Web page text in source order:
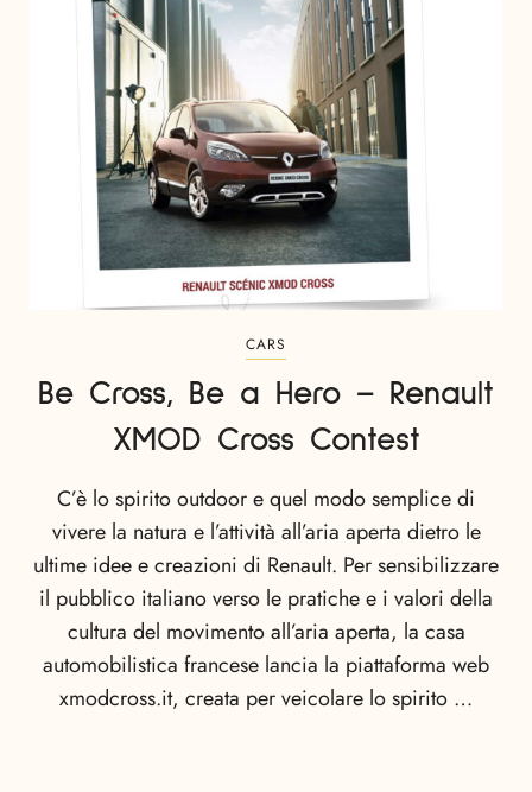
CARS
Be Cross, Be a Hero – Renault
XMOD Cross Contest
C’è lo spirito outdoor e quel modo semplice di
vivere la natura e l’attività all’aria aperta dietro le
ultime idee e creazioni di Renault. Per sensibilizzare
il pubblico italiano verso le pratiche e i valori della
cultura del movimento all’aria aperta, la casa
automobilistica francese lancia la piattaforma web
xmodcross.it, creata per veicolare lo spirito …